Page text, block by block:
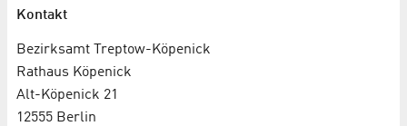
Kontakt
Bezirksamt Treptow-Köpenick
Rathaus Köpenick
Alt-Köpenick 21
12555 Berlin